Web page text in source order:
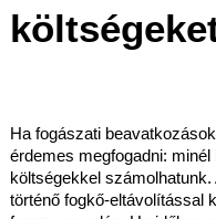
Ha fogászati
érdemes megfogadni:
költségekkel
történő fogkő-eltávolítással